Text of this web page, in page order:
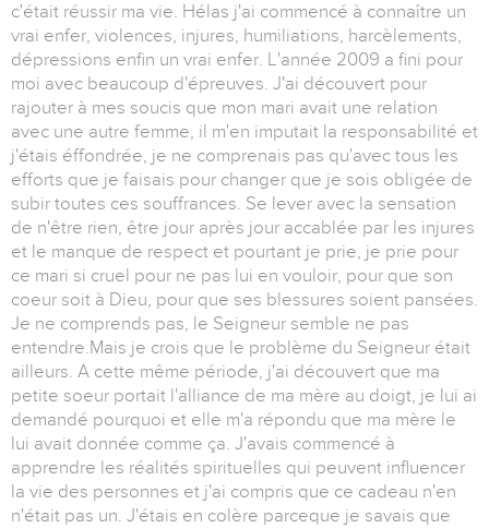
c'était réussir ma vie. Hélas j'ai commencé à connaître un
vrai enfer, violences, injures, humiliations, harcèlements,
dépressions enfin un vrai enfer. L'année 2009 a fini pour
moi avec beaucoup d'épreuves. J'ai découvert pour
rajouter à mes soucis que mon mari avait une relation
avec une autre femme, il m'en imputait la responsabilité et
j'étais éffondrée, je ne comprenais pas qu'avec tous les
efforts que je faisais pour changer que je sois obligée de
subir toutes ces souffrances. Se lever avec la sensation
de n'être rien, être jour après jour accablée par les injures
et le manque de respect et pourtant je prie, je prie pour
ce mari si cruel pour ne pas lui en vouloir, pour que son
coeur soit à Dieu, pour que ses blessures soient pansées.
Je ne comprends pas, le Seigneur semble ne pas
entendre.Mais je crois que le problème du Seigneur était
ailleurs. A cette même période, j'ai découvert que ma
petite soeur portait l'alliance de ma mère au doigt, je lui ai
demandé pourquoi et elle m'a répondu que ma mère le
lui avait donnée comme ça. J'avais commencé à
apprendre les réalités spirituelles qui peuvent influencer
la vie des personnes et j'ai compris que ce cadeau n'en
n'était pas un. J'étais en colère parceque je savais que